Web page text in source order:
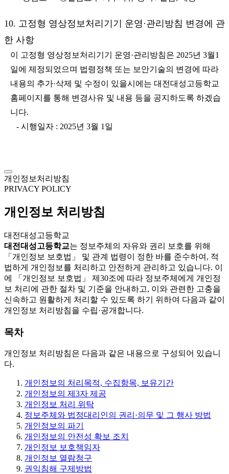
10. 고정형 영상정보처리기기 운영·관리방침 변경에 관
한 사항
이 고정형 영상정보처리기기 운영·관리방침은 2025년 3월1
일에 제정되었으며 법령정책 또는 보안기술의 변경에 따라
내용의 추가·삭제 및 수정이 있을시에는 대전대성고등학교
홈페이지를 통해 변경사유 및 내용 등을 공지하도록 하겠습
니다.
- 시행일자 : 2025년 3월 1일
개인정보처리방침
PRIVACY POLICY
개인정보 처리방침
대전대성고등학교
대전대성고등학교는 정보주체의 자유와 권리 보호를 위해
「개인정보 보호법」 및 관계 법령이 정한 바를 준수하여, 적
법하게 개인정보를 처리하고 안전하게 관리하고 있습니다. 이
에 「개인정보 보호법」 제30조에 따라 정보주체에게 개인정
보 처리에 관한 절차 및 기준을 안내하고, 이와 관련한 고충을
신속하고 원활하게 처리할 수 있도록 하기 위하여 다음과 같이
개인정보 처리방침을 수립·공개합니다.
목차
개인정보 처리방침은 다음과 같은 내용으로 구성되어 있습니
다.
개인정보의 처리목적, 수집항목, 보유기간
개인정보의 제3자 제공
개인정보 처리 위탁
정보주체와 법정대리인의 권리·의무 및 그 행사 방법
개인정보의 파기
개인정보의 안전성 확보 조치
개인정보 보호책임자
개인정보 열람청구
권익침해 구제방법